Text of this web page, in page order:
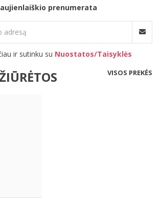
prenumerata
ir sutinku su Nuostatos/Taisyklės
VISOS PREKĖS